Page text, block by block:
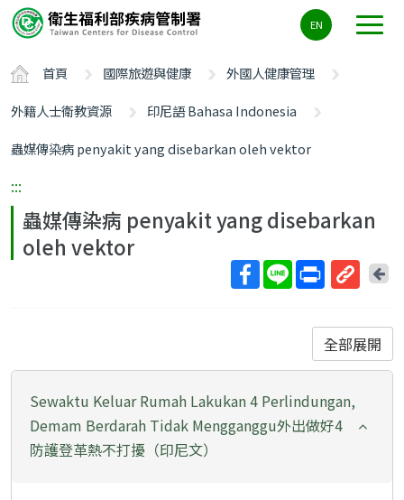
要
容
ALT+C
EN
首頁 國際旅遊與健康
外國人健康管理
外籍人士衛教資源
印尼語 Bahasa Indonesia
蟲媒傳染病 penyakit yang disebarkan oleh vektor
:::
蟲媒傳染病 penyakit yang disebarkan
oleh vektor
短
網
回
全部展開
Sewaktu Keluar Rumah Lakukan 4 Perlindungan,
Demam Berdarah Tidak Mengganggu外出做好4
防護登革熱不打擾（印尼文）